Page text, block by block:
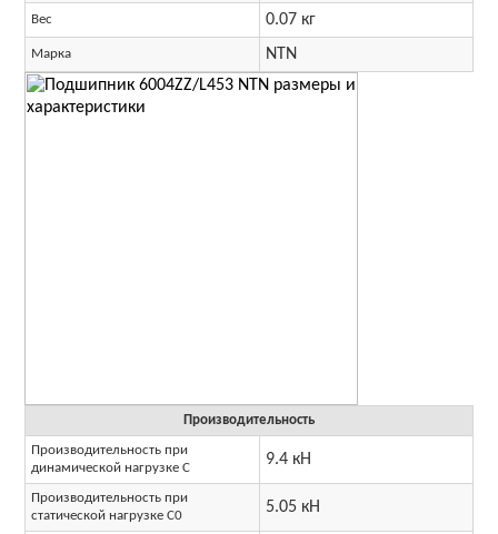
Вес 0.07 кг
Марка NTN
Производительность
Производительность при
динамической нагрузке C
9.4 кН
Производительность при
статической нагрузке C0
5.05 кН